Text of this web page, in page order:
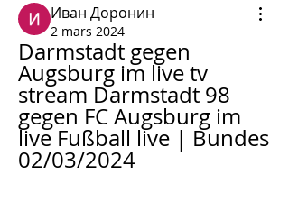
Иван Доронин
2 mars 2024
Darmstadt gegen
Augsburg im live tv
stream Darmstadt 98
gegen FC Augsburg im
live Fußball live | Bundes
02/03/2024